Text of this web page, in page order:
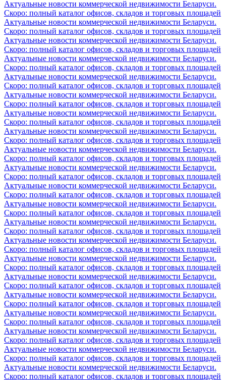
Актуальные новости коммерческой недвижимости Беларуси.
Скоро: полный каталог офисов, складов и торговых площадей
Актуальные новости коммерческой недвижимости Беларуси.
Скоро: полный каталог офисов, складов и торговых площадей
Актуальные новости коммерческой недвижимости Беларуси.
Скоро: полный каталог офисов, складов и торговых площадей
Актуальные новости коммерческой недвижимости Беларуси.
Скоро: полный каталог офисов, складов и торговых площадей
Актуальные новости коммерческой недвижимости Беларуси.
Скоро: полный каталог офисов, складов и торговых площадей
Актуальные новости коммерческой недвижимости Беларуси.
Скоро: полный каталог офисов, складов и торговых площадей
Актуальные новости коммерческой недвижимости Беларуси.
Скоро: полный каталог офисов, складов и торговых площадей
Актуальные новости коммерческой недвижимости Беларуси.
Скоро: полный каталог офисов, складов и торговых площадей
Актуальные новости коммерческой недвижимости Беларуси.
Скоро: полный каталог офисов, складов и торговых площадей
Актуальные новости коммерческой недвижимости Беларуси.
Скоро: полный каталог офисов, складов и торговых площадей
Актуальные новости коммерческой недвижимости Беларуси.
Скоро: полный каталог офисов, складов и торговых площадей
Актуальные новости коммерческой недвижимости Беларуси.
Скоро: полный каталог офисов, складов и торговых площадей
Актуальные новости коммерческой недвижимости Беларуси.
Скоро: полный каталог офисов, складов и торговых площадей
Актуальные новости коммерческой недвижимости Беларуси.
Скоро: полный каталог офисов, складов и торговых площадей
Актуальные новости коммерческой недвижимости Беларуси.
Скоро: полный каталог офисов, складов и торговых площадей
Актуальные новости коммерческой недвижимости Беларуси.
Скоро: полный каталог офисов, складов и торговых площадей
Актуальные новости коммерческой недвижимости Беларуси.
Скоро: полный каталог офисов, складов и торговых площадей
Актуальные новости коммерческой недвижимости Беларуси.
Скоро: полный каталог офисов, складов и торговых площадей
Актуальные новости коммерческой недвижимости Беларуси.
Скоро: полный каталог офисов, складов и торговых площадей
Актуальные новости коммерческой недвижимости Беларуси.
Скоро: полный каталог офисов, складов и торговых площадей
Актуальные новости коммерческой недвижимости Беларуси.
Скоро: полный каталог офисов, складов и торговых площадей